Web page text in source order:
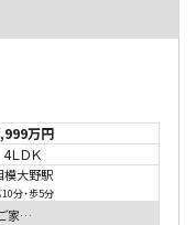
万円
4ＬＤＫ
模大野駅
10分・歩5分
家…